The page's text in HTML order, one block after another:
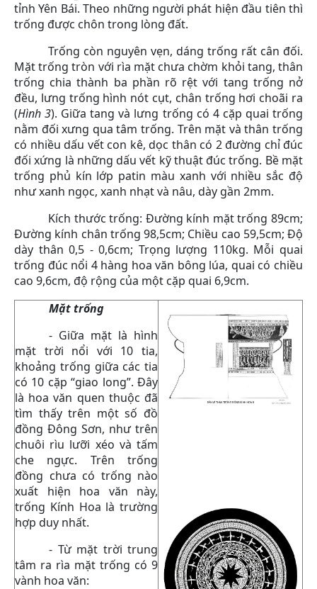
tỉnh Yên Bái. Theo những người phát hiện đầu tiên thì
trống được chôn trong lòng đất.
Trống còn nguyên vẹn, dáng trống rất cân đối.
Mặt trống tròn với rìa mặt chưa chờm khỏi tang, thân
trống chia thành ba phần rõ rệt với tang trống nở
đều, lưng trống hình nót cụt, chân trống hơi choãi ra
(Hình 3). Giữa tang và lưng trống có 4 cặp quai trống
nằm đối xưng qua tâm trống. Trên mặt và thân trống
có nhiều dấu vết con kê, dọc thân có 2 đường chỉ đúc
đối xứng là những dấu vết kỹ thuật đúc trống. Bề mặt
trống phủ kín lớp patin màu xanh với nhiều sắc độ
như xanh ngọc, xanh nhạt và nâu, dày gần 2mm.
Kích thước trống: Đường kính mặt trống 89cm;
Đường kính chân trống 98,5cm; Chiều cao 59,5cm; Độ
dày thân 0,5 - 0,6cm; Trọng lượng 110kg. Mỗi quai
trống đúc nổi 4 hàng hoa văn bông lúa, quai có chiều
cao 9,6cm, độ rộng của một cặp quai 6,9cm.
Mặt trống
- Giữa mặt là hình
mặt trời nổi với 10 tia,
khoảng trống giữa các tia
có 10 cặp “giao long”. Đây
là hoa văn quen thuộc đã
tìm thấy trên một số đồ
đồng Đông Sơn, như trên
chuôi rìu lưỡi xéo và tấm
che ngực. Trên trống
đồng chưa có trống nào
xuất hiện hoa văn này,
trống Kính Hoa là trường
hợp duy nhất.
- Từ mặt trời trung
tâm ra rìa mặt trống có 9
vành hoa văn: